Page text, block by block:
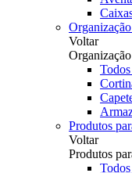
Voltar
Produtos
Voltar
Produtos